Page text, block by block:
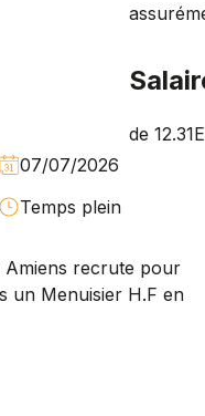
07/07/2026
Temps plein
Amiens recrute pour
un Menuisier H.F en
de